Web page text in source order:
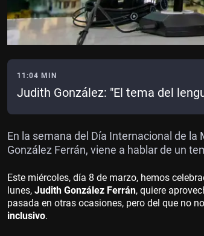
11:04 MIN
Judith González: "El tema del
En la semana del Día Internacional de
González Ferrán, viene a hablar de un
Este miércoles, día 8 de marzo, hemos
lunes, Judith González Ferrán, quiere
pasada en otras ocasiones, pero del que no
inclusivo.